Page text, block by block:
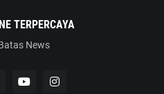
TERPERCAYA
News